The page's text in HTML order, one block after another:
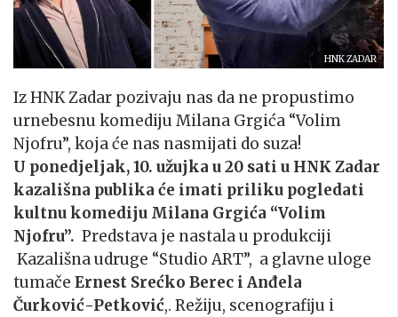
HNK ZADAR
Iz HNK Zadar pozivaju nas da ne propustimo
urnebesnu komediju Milana Grgića “Volim
Njofru”, koja će nas nasmijati do suza!
U ponedjeljak, 10. užujka u 20 sati u HNK Zadar
kazališna publika će imati priliku pogledati
kultnu komediju Milana Grgića “Volim
Njofru”. Predstava je nastala u produkciji
Kazališna udruge “Studio ART”, a glavne uloge
tumače Ernest Srećko Berec i Anđela
Čurković-Petković,. Režiju, scenografiju i